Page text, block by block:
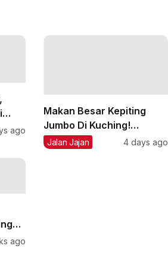
di
ago
Makan Besar Kepiting
Jumbo Di Kuching!
Sensasi Fei Fei Crab
Jalan Jajan 4 days ago
ago